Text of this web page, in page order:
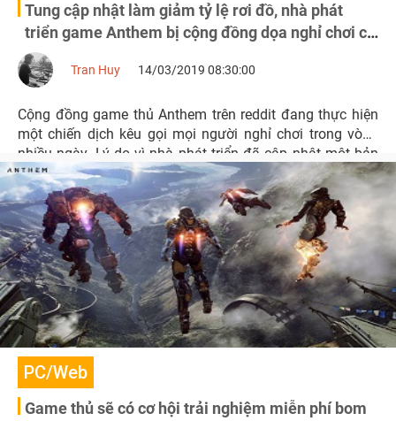
Tung cập nhật làm giảm tỷ lệ rơi đồ, nhà phát
triển game Anthem bị cộng đồng dọa nghỉ chơi cả
tuần
Tran Huy 14/03/2019 08:30:00
Cộng đồng game thủ Anthem trên reddit đang thực hiện
một chiến dịch kêu gọi mọi người nghỉ chơi trong vòng
nhiều ngày. Lý do vì nhà phát triển đã cập nhật một bản
vá lỗi khiến game rơi ra quá ít đồ, ảnh hượng nặng nề đến
trải nghiệm của người chơi.
PC/Web
Game thủ sẽ có cơ hội trải nghiệm miễn phí bom